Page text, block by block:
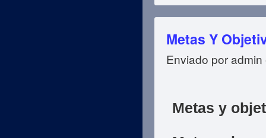
Metas Y
Enviado poradmin
Metas y